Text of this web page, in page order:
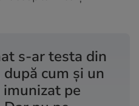
s-ar testa din
cum și un
pe